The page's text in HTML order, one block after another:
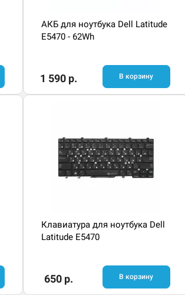
АКБ для ноутбука Dell Latitude
E5470 - 62Wh
1 590 р. В корзину
Клавиатура для ноутбука Dell
Latitude E5470
650 р. В корзину